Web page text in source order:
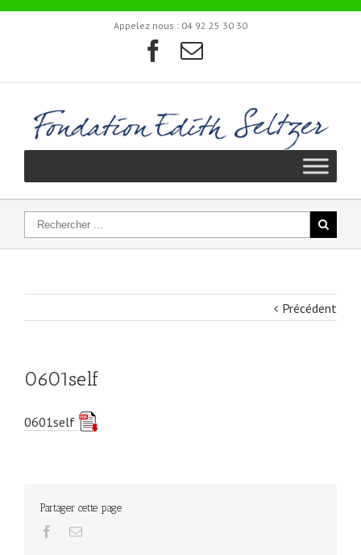
Appelez nous : 04 92 25 30 30
Précédent
0601self
0601self
Partager cette page